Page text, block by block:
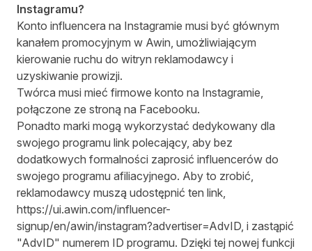
Instagramu?
Konto influencera na Instagramie musi być głównym
kanałem promocyjnym w Awin, umożliwiającym
kierowanie ruchu do witryn reklamodawcy i
uzyskiwanie prowizji.
Twórca musi mieć firmowe konto na Instagramie,
połączone ze stroną na Facebooku.
Ponadto marki mogą wykorzystać dedykowany dla
swojego programu link polecający, aby bez
dodatkowych formalności zaprosić influencerów do
swojego programu afiliacyjnego. Aby to zrobić,
reklamodawcy muszą udostępnić ten link,
https://ui.awin.com/influencer-
signup/en/awin/instagram?advertiser=AdvID, i zastąpić
"AdvID" numerem ID programu. Dzięki tej nowej funkcji